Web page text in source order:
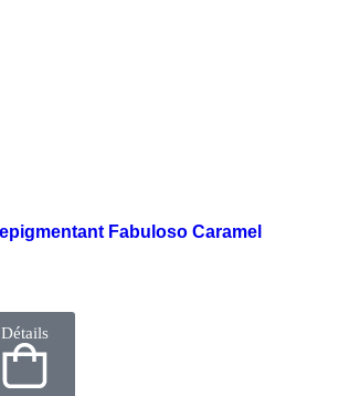
Fabuloso Caramel
Détails